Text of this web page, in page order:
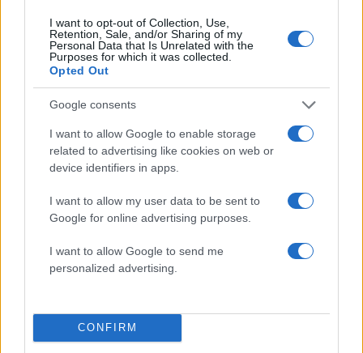
I want to opt-out of Collection, Use,
Retention, Sale, and/or Sharing of my
Personal Data that Is Unrelated with the
Purposes for which it was collected.
Opted Out
Google consents
I want to allow Google to enable storage
related to advertising like cookies on web or
device identifiers in apps.
I want to allow my user data to be sent to
Google for online advertising purposes.
I want to allow Google to send me
personalized advertising.
CONFIRM
Αν τα χάσατε
Καιρός «hot – dry – windy»
φωτιάς, συναγερμός σε 6
περιφέρειες